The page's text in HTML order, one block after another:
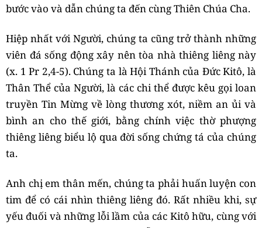
bước vào và dẫn chúng ta đến cùng Thiên Chúa Cha.
Hiệp nhất với Người, chúng ta cũng trở thành những
viên đá sống động xây nên tòa nhà thiêng liêng này
(x. 1 Pr 2,4-5). Chúng ta là Hội Thánh của Đức Kitô, là
Thân Thể của Người, là các chi thể được kêu gọi loan
truyền Tin Mừng về lòng thương xót, niềm an ủi và
bình an cho thế giới, bằng chính việc thờ phượng
thiêng liêng biểu lộ qua đời sống chứng tá của chúng
ta.
Anh chị em thân mến, chúng ta phải huấn luyện con
tim để có cái nhìn thiêng liêng đó. Rất nhiều khi, sự
yếu đuối và những lỗi lầm của các Kitô hữu, cùng với